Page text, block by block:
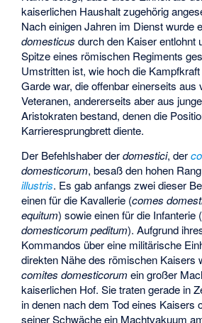
kaiserlichen Haushalt zugehörig
Nach einigen Jahren im Dienst wurde
domesticus durch den Kaiser entlohnt
Spitze eines römischen Regiments
Umstritten ist, wie hoch die
Garde war, die offenbar einerseits aus
Veteranen, andererseits aber aus
Aristokraten bestand, denen die
Karrieresprungbrett diente.
Der Befehlshaber derdomestici, der
domesticorum, besaß den hohen
illustris. Es gab anfangs zwei dieser
einen für die Kavallerie (comes
equitum) sowie einen für die Infanterie (
domesticorum peditum). Aufgrund
Kommandos über eine militärische
direkten Nähe des römischen Kaisers
comites domesticorum ein großer
kaiserlichen Hof. Sie traten gerade in
in denen nach dem Tod eines Kaisers
seiner Schwäche ein Machtvakuum